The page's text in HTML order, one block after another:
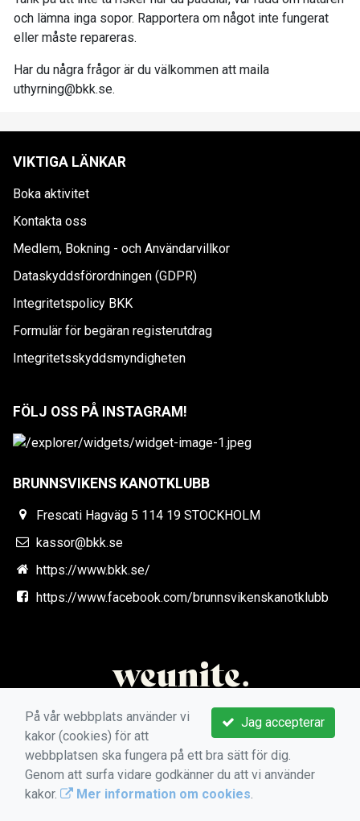
och lämna inga sopor. Rapportera om något inte fungerat
eller måste repareras.
Har du några frågor är du välkommen att maila
uthyrning@bkk.se.
VIKTIGA LÄNKAR
Boka aktivitet
Kontakta oss
Medlem, Bokning - och Användarvillkor
Dataskyddsförordningen (GDPR)
Integritetspolicy BKK
Formulär för begäran registerutdrag
Integritetsskyddsmyndigheten
FÖLJ OSS PÅ INSTAGRAM!
BRUNNSVIKENS KANOTKLUBB
Frescati Hagväg 5 114 19 STOCKHOLM
kassor@bkk.se
https://www.bkk.se/
https://www.facebook.com/brunnsvikenskanotklubb
Jag accepterar
På vår webbplats använder vi
kakor (cookies) för att
webbplatsen ska fungera på ett bra sätt för dig.
Genom att surfa vidare godkänner du att vi använder
kakor.
Mer information om cookies.